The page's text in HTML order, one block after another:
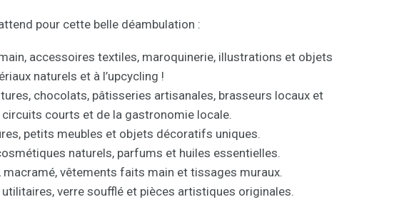
pour cette belle déambulation :
accessoires textiles, maroquinerie, illustrations et objets
naturels et à l’upcycling !
chocolats, pâtisseries artisanales, brasseurs locaux et
courts et de la gastronomie locale.
petits meubles et objets décoratifs uniques.
naturels, parfums et huiles essentielles.
vêtements faits main et tissages muraux.
verre soufflé et pièces artistiques originales.